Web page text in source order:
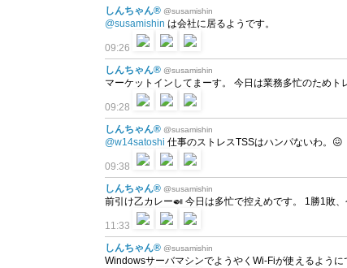
しんちゃん® @susamishin
@susamishin は会社に居るようです。
09:26
しんちゃん® @susamishin
マーケットインしてまーす。 今日は業務多忙のためト
09:28
しんちゃん® @susamishin
@w14satoshi 仕事のストレスTSSはハンパないわ。😖
09:38
しんちゃん® @susamishin
前引け乙カレー🍛 今日は多忙で控えめです。 1勝1敗、
11:33
しんちゃん® @susamishin
WindowsサーバマシンでようやくWi-Fiが使えるよう